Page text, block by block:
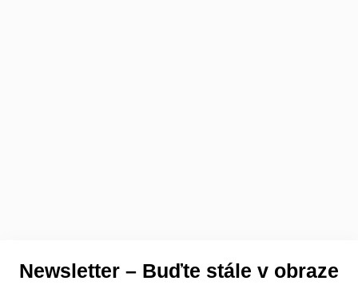
Newsletter – Buďte stále v obraze